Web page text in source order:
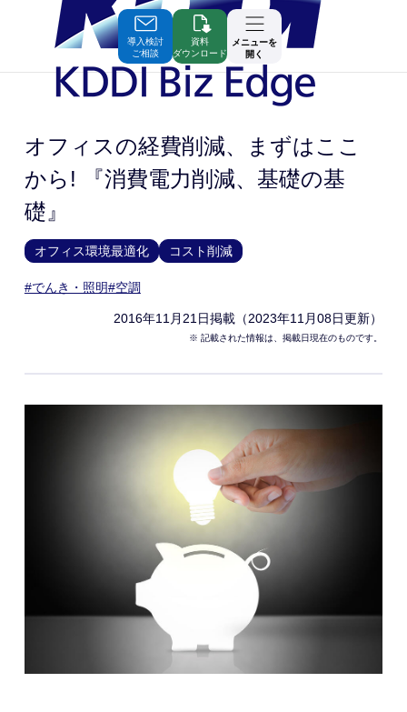
Contents
導入検討
ご相談
資料
ダウンロード
メニューを
開く
オフィスの経費削減、まずはここ
から! 『消費電力削減、基礎の基
礎』
オフィス環境最適化 コスト削減
#でんき・照明#空調
2016年11月21日掲載（2023年11月08日更新）
※ 記載された情報は、掲載日現在のものです。